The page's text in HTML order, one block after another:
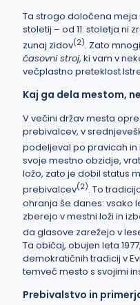
Ta strogo določena
stoletij – od 11. stoletja ni
zunaj zidov(2). Zato
časovni stroj, ki vam v
večplastno preteklost
Kaj ga dela mestom,
V večini držav mesta
prebivalcev, v
podeljeval po pravicah in
svoje mestno obzidje,
ložo, zato je dobil status
prebivalcev(2). To
ohranja še danes: vsako
zberejo v mestni loži in
da glasove zarežejo v
Ta običaj, obujen leta
demokratičnih tradicij v
temveč mesto s svojimi
Prebivalstvo in